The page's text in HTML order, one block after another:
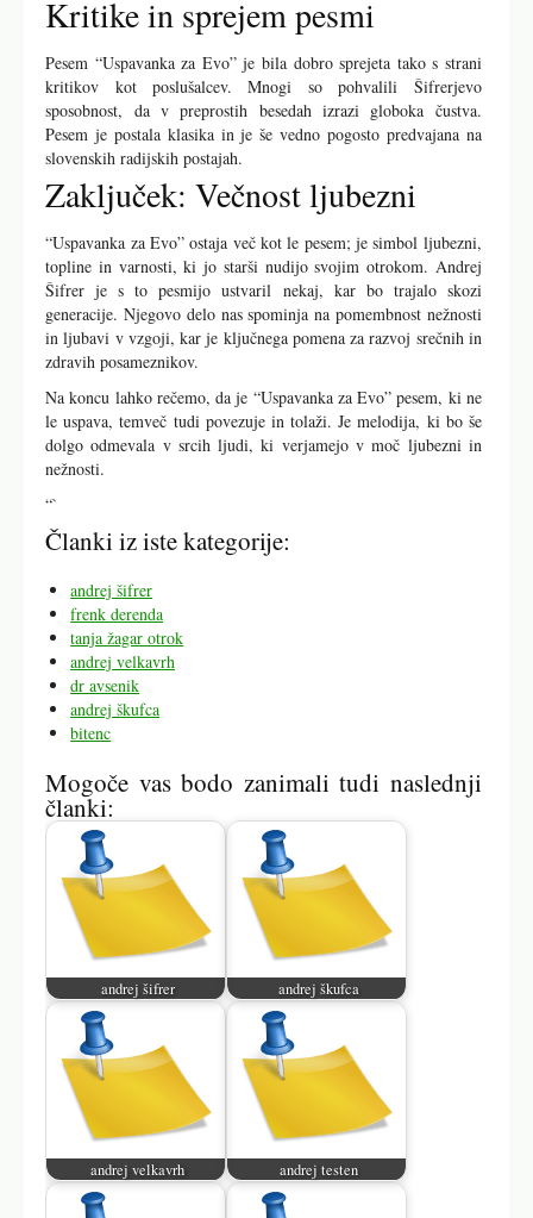
Kritike in sprejem pesmi
Pesem “Uspavanka za Evo” je bila dobro sprejeta tako s strani
kritikov kot poslušalcev. Mnogi so pohvalili Šifrerjevo
sposobnost, da v preprostih besedah izrazi globoka čustva.
Pesem je postala klasika in je še vedno pogosto predvajana na
slovenskih radijskih postajah.
Zaključek: Večnost ljubezni
“Uspavanka za Evo” ostaja več kot le pesem; je simbol ljubezni,
topline in varnosti, ki jo starši nudijo svojim otrokom. Andrej
Šifrer je s to pesmijo ustvaril nekaj, kar bo trajalo skozi
generacije. Njegovo delo nas spominja na pomembnost nežnosti
in ljubavi v vzgoji, kar je ključnega pomena za razvoj srečnih in
zdravih posameznikov.
Na koncu lahko rečemo, da je “Uspavanka za Evo” pesem, ki ne
le uspava, temveč tudi povezuje in tolaži. Je melodija, ki bo še
dolgo odmevala v srcih ljudi, ki verjamejo v moč ljubezni in
nežnosti.
“`
Članki iz iste kategorije:
andrej šifrer
frenk derenda
tanja žagar otrok
andrej velkavrh
dr avsenik
andrej škufca
bitenc
Mogoče vas bodo zanimali tudi naslednji
članki:
andrej šifrer andrej škufca
andrej velkavrh andrej testen